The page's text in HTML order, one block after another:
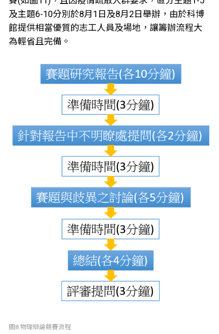
及主題6-10分別於8月1日及8月2日舉辦，由於科博
館提供相當優質的志工人員及場地，讓籌辦流程大
為輕省且完備。
圖8.物理辯論競賽流程